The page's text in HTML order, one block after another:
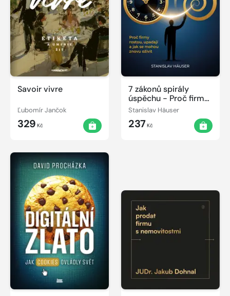
Savoir vivre
Ľubomír Jančok
329 Kč
7 zákonů spirály
úspěchu - Proč firmy
rostou, upadají a jak
se mohou znovu
oživit
Stanislav Häuser
237Kč